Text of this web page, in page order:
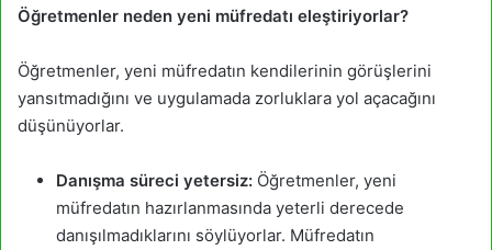
Öğretmenler neden yeni müfredatı eleştiriyorlar?
Öğretmenler, yeni müfredatın kendilerinin görüşlerini
yansıtmadığını ve uygulamada zorluklara yol açacağını
düşünüyorlar.
Danışma süreci yetersiz: Öğretmenler, yeni
müfredatın hazırlanmasında yeterli derecede
danışılmadıklarını söylüyorlar. Müfredatın